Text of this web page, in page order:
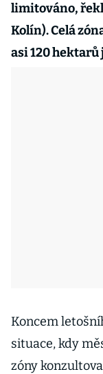
limitováno,
Kolín). Celá
asi 120 hektarů
Koncem
situace, kdy
zóny